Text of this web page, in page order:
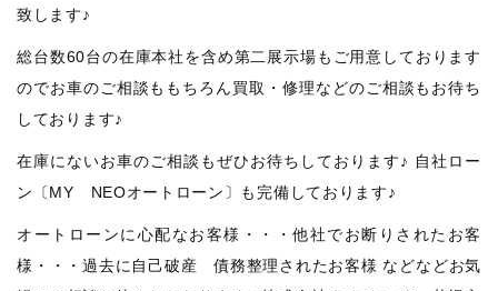
致します♪
総台数60台の在庫本社を含め第二展示場もご用意しております
のでお車のご相談ももちろん買取・修理などのご相談もお待ち
しております♪
在庫にないお車のご相談もぜひお待ちしております♪ 自社ロー
ン〔MY NEOオートローン〕も完備しております♪
オートローンに心配なお客様・・・他社でお断りされたお客
様・・・過去に自己破産 債務整理されたお客様 などなどお気